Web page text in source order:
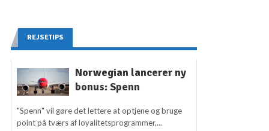
REJSETIPS
Norwegian lancerer ny
bonus: Spenn
"Spenn" vil gøre det lettere at optjene og bruge
point på tværs af loyalitetsprogrammer,...